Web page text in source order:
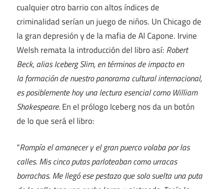
cualquier otro barrio con altos índices de
criminalidad serían un juego de niños. Un Chicago de
la gran depresión y de la mafia de Al Capone. Irvine
Welsh remata la introducción del libro así: Robert
Beck, alias Iceberg Slim, en términos de impacto en
la formación de nuestro panorama cultural internacional,
es posiblemente hoy una lectura esencial como William
Shakespeare.En el prólogo Iceberg nos da un botón
de lo que será el libro:
“Rompía el amanecer y el gran puerco volaba por las
calles. Mis cinco putas parloteaban como urracas
borrachas. Me llegó ese pestazo que solo suelta una puta